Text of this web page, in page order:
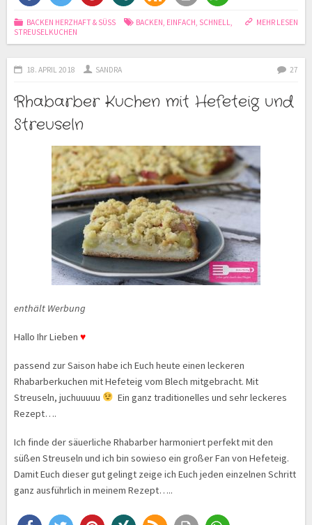
MEHR LESEN
BACKEN HERZHAFT & SÜSS BACKEN, EINFACH, SCHNELL,
STREUSELKUCHEN
18. APRIL 2018 SANDRA 27
Rhabarber Kuchen mit Hefeteig und
Streuseln
enthält Werbung
Hallo Ihr Lieben ♥
passend zur Saison habe ich Euch heute einen leckeren
Rhabarberkuchen mit Hefeteig vom Blech mitgebracht. Mit
Streuseln, juchuuuuu
Ein ganz traditionelles und sehr leckeres
Rezept….
Ich finde der säuerliche Rhabarber harmoniert perfekt mit den
süßen Streuseln und ich bin sowieso ein großer Fan von Hefeteig.
Damit Euch dieser gut gelingt zeige ich Euch jeden einzelnen Schritt
ganz ausführlich in meinem Rezept…..